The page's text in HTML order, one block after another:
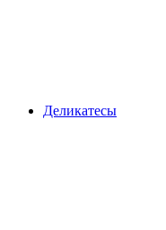
Деликатесы